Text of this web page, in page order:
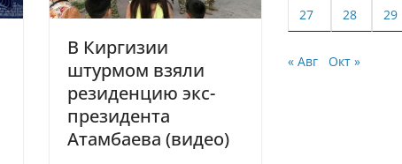
В Киргизии
штурмом взяли
резиденцию экс-
президента
Атамбаева (видео)
27 28 29
« Авг Окт »